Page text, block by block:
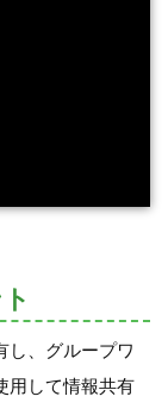
し、グループワ
用して情報共有